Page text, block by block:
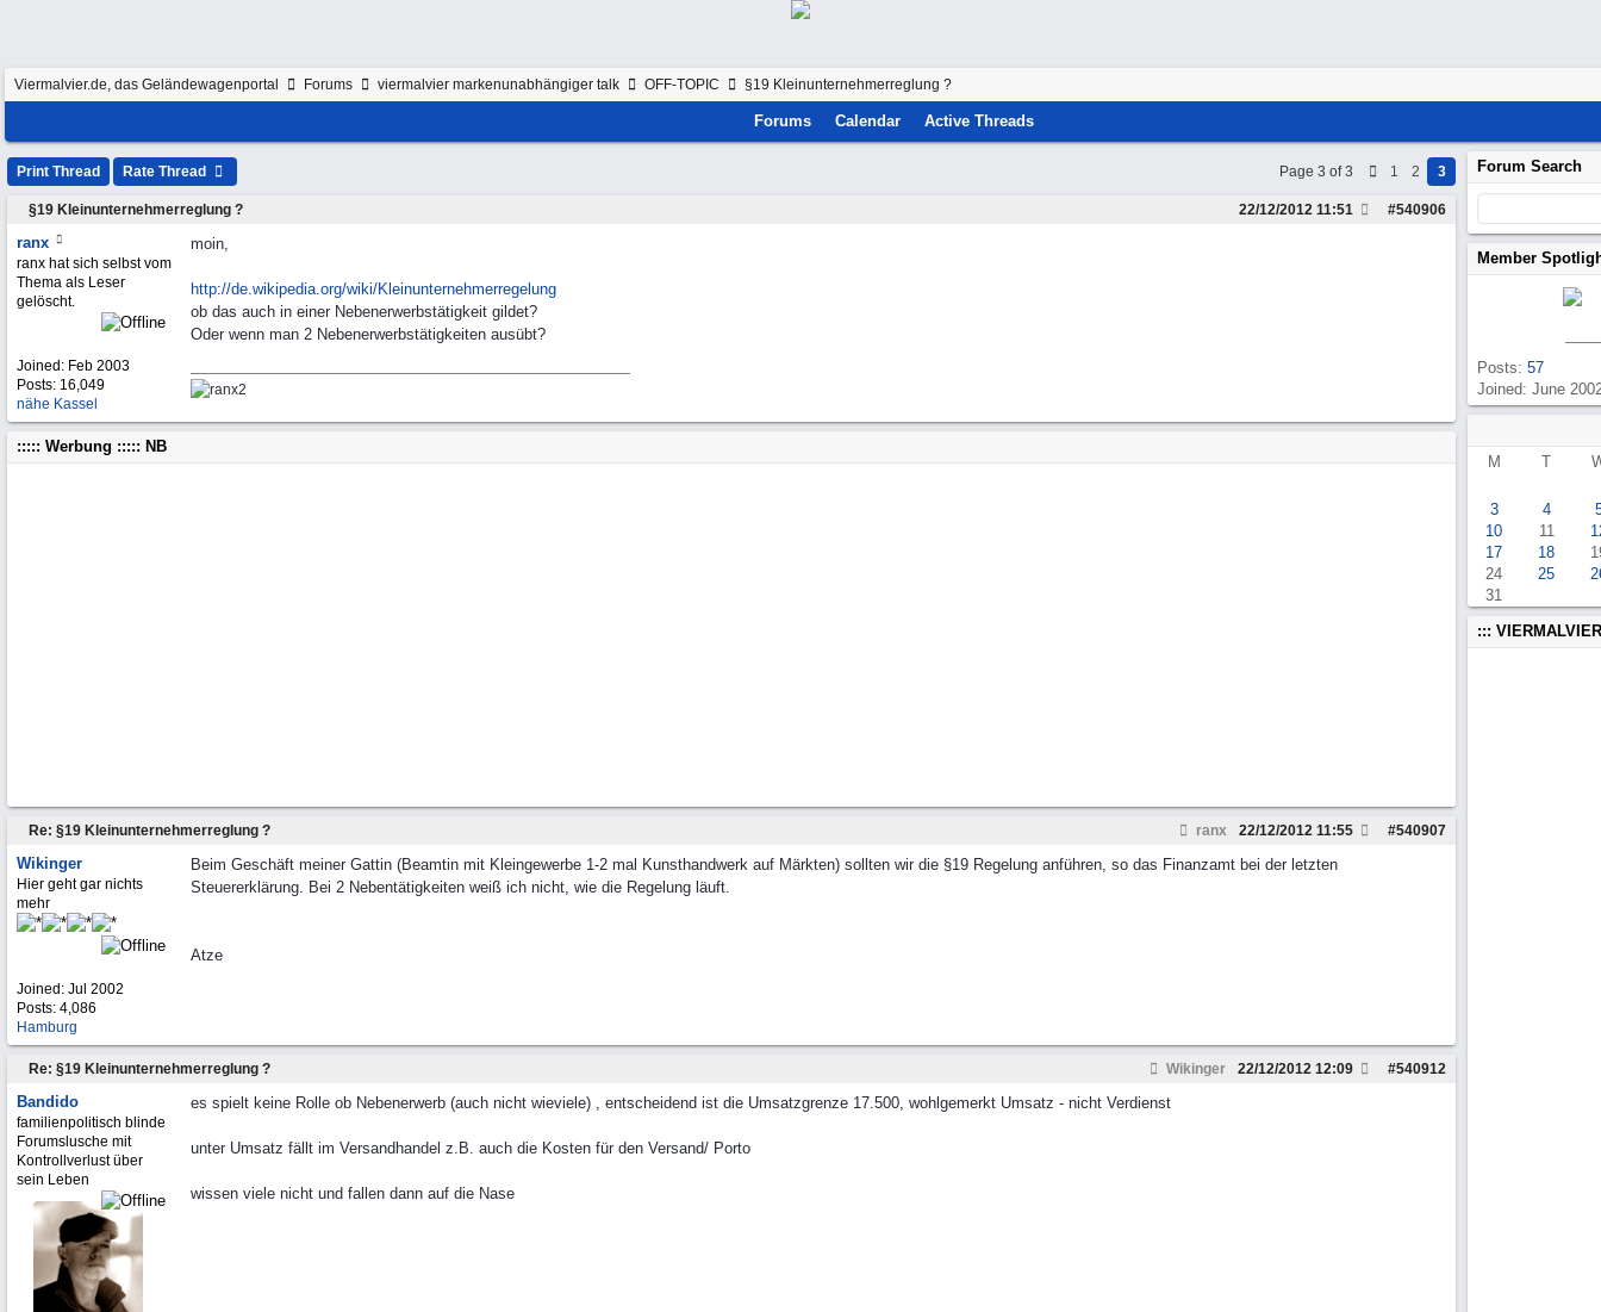
Viermalvier.de, das Geländewagenportal Forums viermalvier markenunabhängiger talk OFF-TOPIC §19 Kleinunternehmerreglung ?
Forums Calendar Active Threads
Print Thread Rate Thread Page 3 of 3 1 2 3
§19 Kleinunternehmerreglung ? #540906
22/12/2012 11:51
ranx
ranx hat sich selbst vom
Thema als Leser
gelöscht.
Joined: Feb 2003
Posts: 16,049
nähe Kassel
moin,
http://de.wikipedia.org/wiki/Kleinunternehmerregelung
ob das auch in einer Nebenerwerbstätigkeit gildet?
Oder wenn man 2 Nebenerwerbstätigkeiten ausübt?
::::: Werbung ::::: NB
Re: §19 Kleinunternehmerreglung ? ranx #540907
22/12/2012 11:55
Wikinger
Hier geht gar nichts
mehr
Joined: Jul 2002
Posts: 4,086
Hamburg
Beim Geschäft meiner Gattin (Beamtin mit Kleingewerbe 1-2 mal Kunsthandwerk auf Märkten) sollten wir die §19 Regelung anführen, so das Finanzamt bei der letzten
Steuererklärung. Bei 2 Nebentätigkeiten weiß ich nicht, wie die Regelung läuft.
Atze
Re: §19 Kleinunternehmerreglung ? Wikinger #540912
22/12/2012 12:09
Bandido
familienpolitisch blinde
Forumslusche mit
Kontrollverlust über
sein Leben
es spielt keine Rolle ob Nebenerwerb (auch nicht wieviele) , entscheidend ist die Umsatzgrenze 17.500, wohlgemerkt Umsatz - nicht Verdienst
unter Umsatz fällt im Versandhandel z.B. auch die Kosten für den Versand/ Porto
wissen viele nicht und fallen dann auf die Nase
Forum Search
Member
Posts: 57
Joined: June
M T
3 4
10
11
17
18
24
25
31
:::